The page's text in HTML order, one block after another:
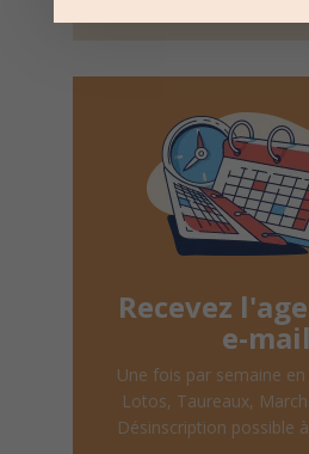
Recevez
e-mail
Une fois par semaine
Lotos, Taureaux,
Désinscription possible